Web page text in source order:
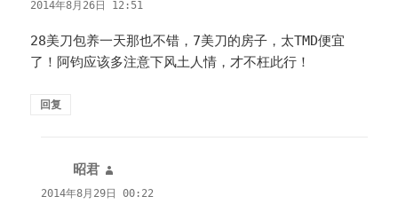
2014年8月26日 12:51
28美刀包养一天那也不错，7美刀的房子，太TMD便宜
了！阿钧应该多注意下风土人情，才不枉此行！
回复
昭君
道：
2014年8月29日 00:22